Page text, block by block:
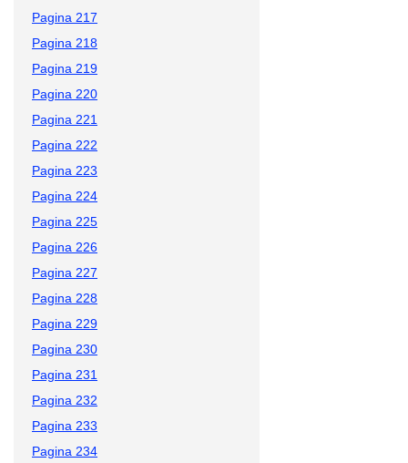
Pagina 217
Pagina 218
Pagina 219
Pagina 220
Pagina 221
Pagina 222
Pagina 223
Pagina 224
Pagina 225
Pagina 226
Pagina 227
Pagina 228
Pagina 229
Pagina 230
Pagina 231
Pagina 232
Pagina 233
Pagina 234